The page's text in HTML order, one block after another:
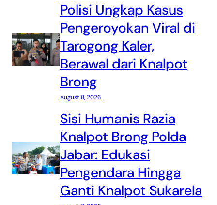
Polisi Ungkap Kasus
Pengeroyokan Viral di
Tarogong Kaler,
Berawal dari Knalpot
Brong
August 8, 2026
Sisi Humanis Razia
Knalpot Brong Polda
Jabar: Edukasi
Pengendara Hingga
Ganti Knalpot Sukarela